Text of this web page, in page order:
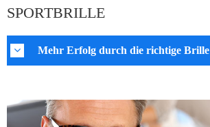
SPORTBRILLE
Mehr Erfolg durch die richtige Brille